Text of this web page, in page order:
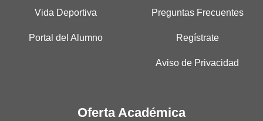
Vida Deportiva
Portal del Alumno
Preguntas Frecuentes
Regístrate
Aviso de Privacidad
Oferta Académica